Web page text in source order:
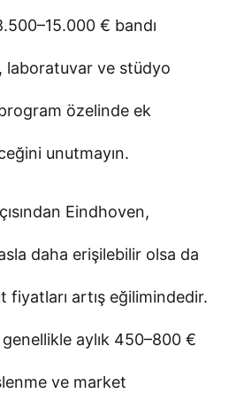
€ bandı
laboratuvar ve stüdyo
özelinde ek
unutmayın.
Eindhoven,
daha erişilebilir olsa da
fiyatları artış eğilimindedir.
genellikle aylık 450–800 €
ve market